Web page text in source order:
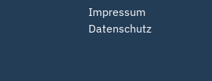
Impressum
Datenschutz